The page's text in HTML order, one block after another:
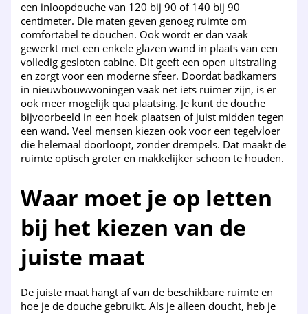
een inloopdouche van 120 bij 90 of 140 bij 90
centimeter. Die maten geven genoeg ruimte om
comfortabel te douchen. Ook wordt er dan vaak
gewerkt met een enkele glazen wand in plaats van een
volledig gesloten cabine. Dit geeft een open uitstraling
en zorgt voor een moderne sfeer. Doordat badkamers
in nieuwbouwwoningen vaak net iets ruimer zijn, is er
ook meer mogelijk qua plaatsing. Je kunt de douche
bijvoorbeeld in een hoek plaatsen of juist midden tegen
een wand. Veel mensen kiezen ook voor een tegelvloer
die helemaal doorloopt, zonder drempels. Dat maakt de
ruimte optisch groter en makkelijker schoon te houden.
Waar moet je op letten
bij het kiezen van de
juiste maat
De juiste maat hangt af van de beschikbare ruimte en
hoe je de douche gebruikt. Als je alleen doucht, heb je